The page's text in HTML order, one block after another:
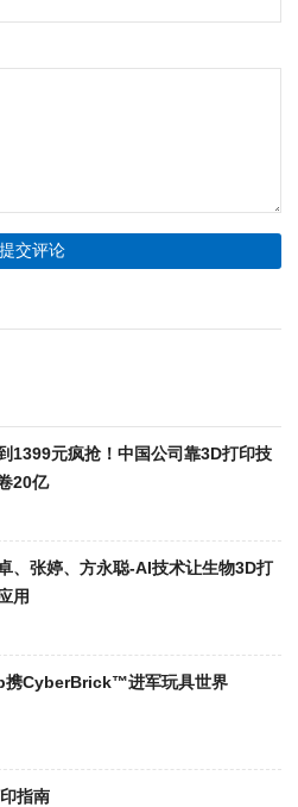
1399元疯抢！中国公司靠3D打印技
20亿
、张婷、方永聪-AI技术让生物3D打
用
携Cyber​​Brick™进军玩具世界
指南